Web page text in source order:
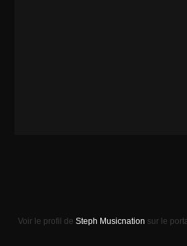
Voir le profil de Steph Musicnation sur le